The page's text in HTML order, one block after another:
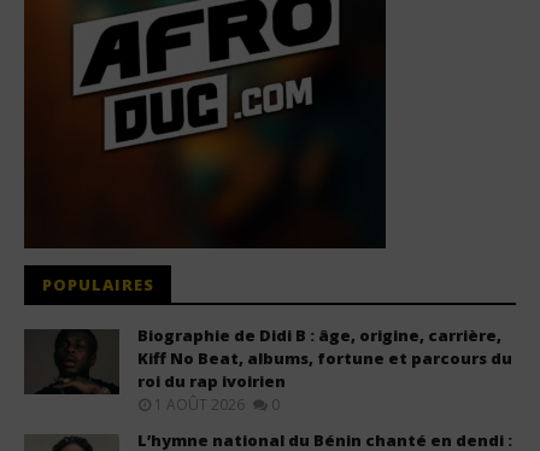
POPULAIRES
Biographie de Didi B : âge, origine, carrière,
Kiff No Beat, albums, fortune et parcours du
roi du rap ivoirien
1 AOÛT 2026 0
L’hymne national du Bénin chanté en dendi :